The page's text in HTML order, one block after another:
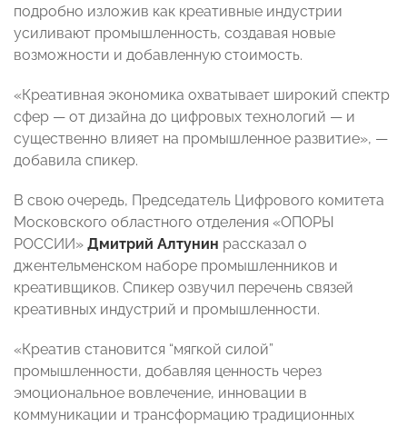
подробно изложив как креативные индустрии
усиливают промышленность, создавая новые
возможности и добавленную стоимость.
«Креативная экономика охватывает широкий спектр
сфер — от дизайна до цифровых технологий — и
существенно влияет на промышленное развитие», —
добавила спикер.
В свою очередь, Председатель Цифрового комитета
Московского областного отделения «ОПОРЫ
РОССИИ» Дмитрий Алтунин рассказал о
джентельменском наборе промышленников и
креативщиков. Спикер озвучил перечень связей
креативных индустрий и промышленности.
«Креатив становится “мягкой силой”
промышленности, добавляя ценность через
эмоциональное вовлечение, инновации в
коммуникации и трансформацию традиционных